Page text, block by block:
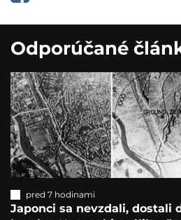
Odporúčané
pred 7 hodinami
Japonci sa nevzdali, dostali